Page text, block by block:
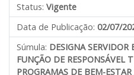
Status: Vigente
Data de Publicação: 02/07/
Súmula: DESIGNA SERVIDOR
FUNÇÃO DE RESPONSÁVEL
PROGRAMAS DE BEM-